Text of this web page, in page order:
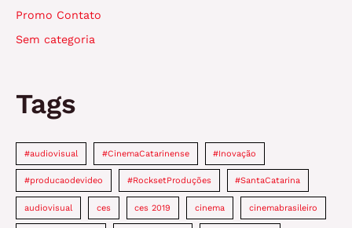
Promo Contato
Sem categoria
Tags
#audiovisual #CinemaCatarinense #Inovação
#producaodevideo #RocksetProduções #SantaCatarina
audiovisual ces ces 2019 cinema cinemabrasileiro